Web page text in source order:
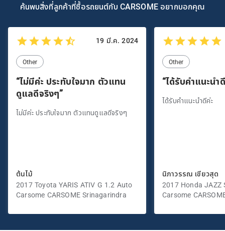
ค้นพบสิ่งที่ลูกค้าที่ซื้อรถยนต์กับ CARSOME อยากบอกคุณ
19 มี.ค. 2024
Other
“ไม่มีค่ะ ประทับใจมาก ตัวแทน
ดูแลดีจริงๆ”
ไม่มีค่ะ ประทับใจมาก ตัวแทนดูแลดีจริงๆ
ต้นไม้
2017 Toyota YARIS ATIV G 1.2 Auto
Carsome CARSOME Srinagarindra
Other
“ได้รับคำแนะนำ
ได้รับคำแนะนำดีค่ะ
นิภาวรรณ เขียวสุด
2017 Honda JAZZ
Carsome